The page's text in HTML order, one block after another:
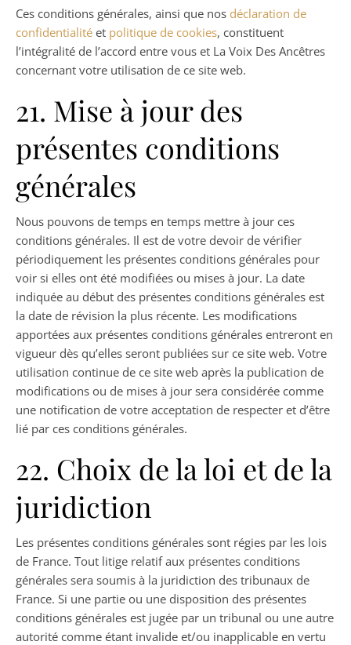
Ces conditions générales, ainsi que nos déclaration de
confidentialité et politique de cookies, constituent
l’intégralité de l’accord entre vous et La Voix Des Ancêtres
concernant votre utilisation de ce site web.
21. Mise à jour des
présentes conditions
générales
Nous pouvons de temps en temps mettre à jour ces
conditions générales. Il est de votre devoir de vérifier
périodiquement les présentes conditions générales pour
voir si elles ont été modifiées ou mises à jour. La date
indiquée au début des présentes conditions générales est
la date de révision la plus récente. Les modifications
apportées aux présentes conditions générales entreront en
vigueur dès qu’elles seront publiées sur ce site web. Votre
utilisation continue de ce site web après la publication de
modifications ou de mises à jour sera considérée comme
une notification de votre acceptation de respecter et d’être
lié par ces conditions générales.
22. Choix de la loi et de la
juridiction
Les présentes conditions générales sont régies par les lois
de France. Tout litige relatif aux présentes conditions
générales sera soumis à la juridiction des tribunaux de
France. Si une partie ou une disposition des présentes
conditions générales est jugée par un tribunal ou une autre
autorité comme étant invalide et/ou inapplicable en vertu